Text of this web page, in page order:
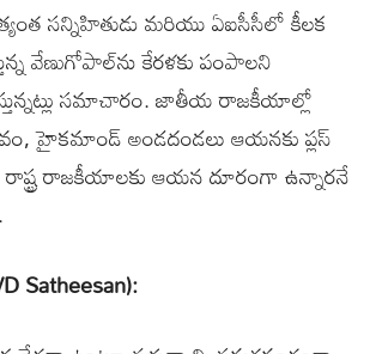
సన్నిహితుడు మరియు ఏఐసీసీలో కీలక
వేణుగోపాల్‌ను కేరళకు పంపాలని
సమాచారం. జాతీయ రాజకీయాల్లో
హైకమాండ్ అండదండలు ఆయనకు ప్లస్
రాజకీయాలకు ఆయన దూరంగా ఉన్నారనే
Satheesan):